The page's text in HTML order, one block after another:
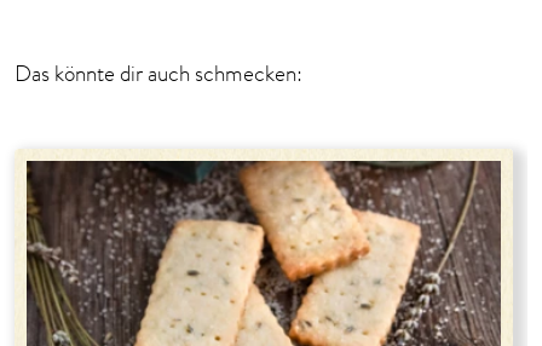
Das könnte dir auch schmecken: